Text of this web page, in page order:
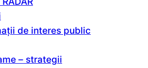
de interes public
– strategii